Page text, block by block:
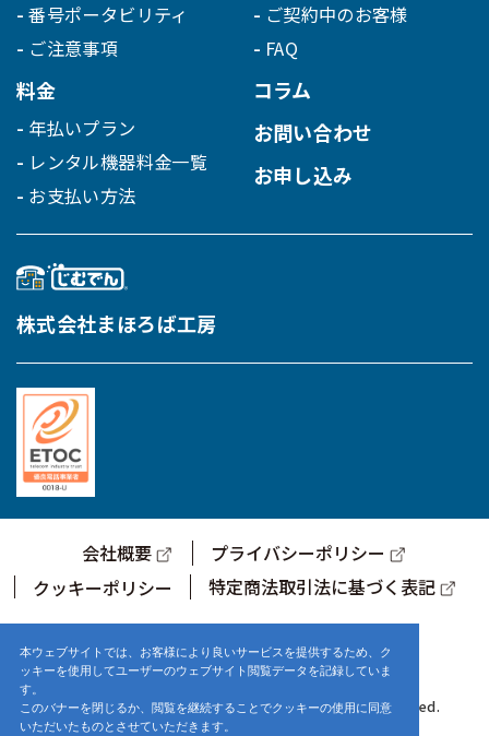
本ウェブサイトでは、お客様により良いサービスを提供するため、ク
ッキーを使用してユーザーのウェブサイト閲覧データを記録していま
す。
このバナーを閉じるか、閲覧を継続することでクッキーの使用に同意
いただいたものとさせていただきます。
番号ポータビリティ
ご注意事項
料金
年払いプラン
レンタル機器料金一覧
お支払い方法
ご契約中のお客様
FAQ
コラム
お問い合わせ
お申し込み
株式会社まほろば工房
会社概要
プライバシーポリシー
クッキーポリシー
特定商法取引法に基づく表記
サポートセンター営業時間
9:00～17:00 (土・日・祝日を除く)
© 2021-2025 株式会社まほろば工房. ALL Rights Reserved.